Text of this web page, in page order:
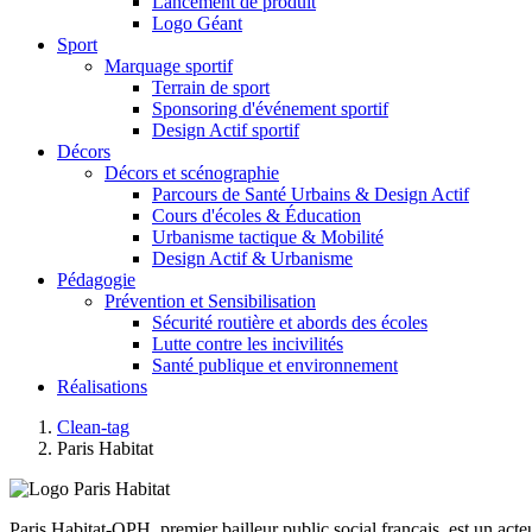
Logo Géant
Sport
Marquage sportif
Terrain de sport
Sponsoring d'événement sportif
Design Actif sportif
Décors
Décors et scénographie
Parcours de Santé Urbains & Design Actif
Cours d'écoles & Éducation
Urbanisme tactique & Mobilité
Design Actif & Urbanisme
Pédagogie
Prévention et Sensibilisation
Sécurité routière et abords des écoles
Lutte contre les incivilités
Santé publique et environnement
Réalisations
Clean-tag
Paris Habitat